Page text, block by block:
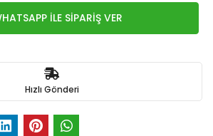
İLE SİPARİŞ VER
Hızlı Gönderi